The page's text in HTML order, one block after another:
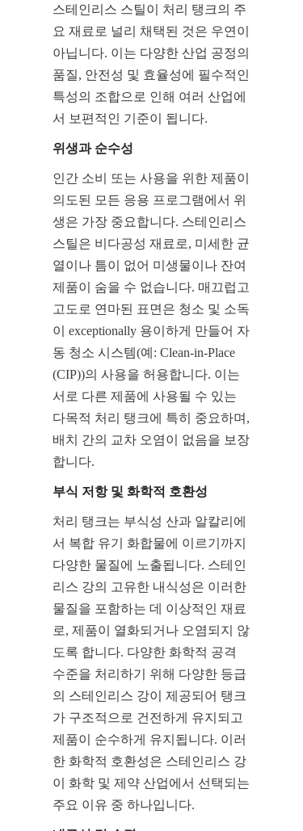
스테인리스 스틸이 처리 탱크의 주
요 재료로 널리 채택된 것은 우연이
아닙니다. 이는 다양한 산업 공정의
품질, 안전성 및 효율성에 필수적인
특성의 조합으로 인해 여러 산업에
서 보편적인 기준이 됩니다.
위생과 순수성
인간 소비 또는 사용을 위한 제품이
의도된 모든 응용 프로그램에서 위
생은 가장 중요합니다. 스테인리스
스틸은 비다공성 재료로, 미세한 균
열이나 틈이 없어 미생물이나 잔여
제품이 숨을 수 없습니다. 매끄럽고
고도로 연마된 표면은 청소 및 소독
이 exceptionally 용이하게 만들어 자
동 청소 시스템(예: Clean-in-Place
(CIP))의 사용을 허용합니다. 이는
서로 다른 제품에 사용될 수 있는
다목적 처리 탱크에 특히 중요하며,
배치 간의 교차 오염이 없음을 보장
합니다.
부식 저항 및 화학적 호환성
처리 탱크는 부식성 산과 알칼리에
서 복합 유기 화합물에 이르기까지
다양한 물질에 노출됩니다. 스테인
리스 강의 고유한 내식성은 이러한
물질을 포함하는 데 이상적인 재료
로, 제품이 열화되거나 오염되지 않
도록 합니다. 다양한 화학적 공격
수준을 처리하기 위해 다양한 등급
의 스테인리스 강이 제공되어 탱크
가 구조적으로 건전하게 유지되고
제품이 순수하게 유지됩니다. 이러
한 화학적 호환성은 스테인리스 강
이 화학 및 제약 산업에서 선택되는
주요 이유 중 하나입니다.